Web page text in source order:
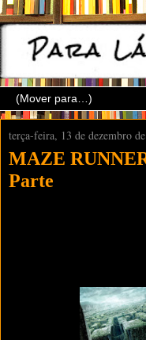
terça-feira, 13 de dezembro
MAZE
Parte